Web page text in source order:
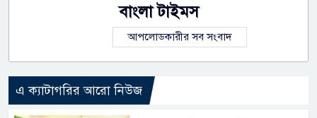
বাংলা টাইমস
আপলোডকারীর সব সংবাদ
এ ক্যাটাগরির আরো নিউজ